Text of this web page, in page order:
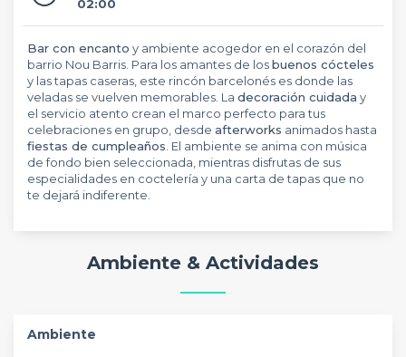
02:00
Bar con encanto y ambiente acogedor en el corazón del
barrio Nou Barris. Para los amantes de losbuenos cócteles
y las tapas caseras, este rincón barcelonés es donde las
veladas se vuelven memorables. La decoración cuidada y
el servicio atento crean el marco perfecto para tus
celebraciones en grupo, desde afterworks animados hasta
fiestas de cumpleaños . El ambiente se anima con música
de fondo bien seleccionada, mientras disfrutas de sus
especialidades en coctelería y una carta de tapas que no
te dejará indiferente.
Ambiente & Actividades
Ambiente